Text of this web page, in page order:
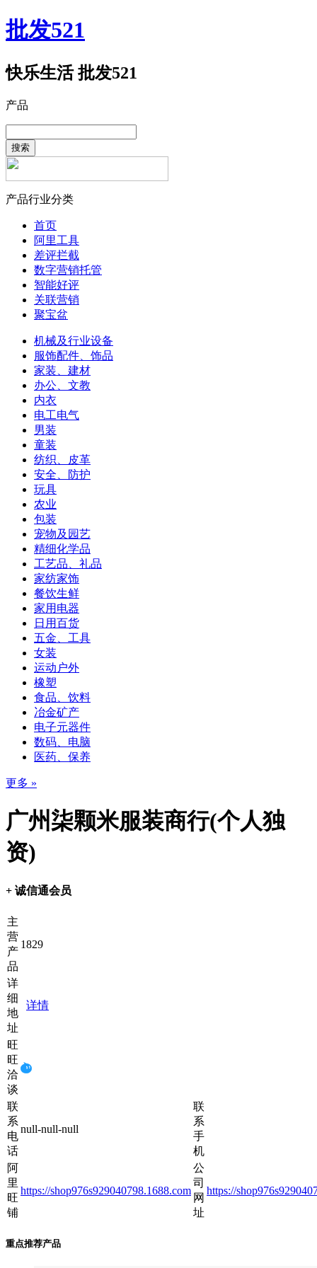
批发521
快乐生活 批发521
产品
搜索
产品行业分类
首页
阿里工具
差评拦截
数字营销托管
智能好评
关联营销
聚宝盆
机械及行业设备
服饰配件、饰品
家装、建材
办公、文教
内衣
电工电气
男装
童装
纺织、皮革
安全、防护
玩具
农业
包装
宠物及园艺
精细化学品
工艺品、礼品
家纺家饰
餐饮生鲜
家用电器
日用百货
五金、工具
女装
运动户外
橡塑
食品、饮料
冶金矿产
电子元器件
数码、电脑
医药、保养
更多 »
广州柒颗米服装商行(个人独
资)
+ 诚信通会员
主
营
产
品
1829
详
细
地
址
详情
旺
旺
洽
谈
联
系
电
话
null-null-null
联
系
手
机
阿
里
旺
铺
https://shop976s929040798.1688.com
公
司
网
址
https://
重点推荐产品